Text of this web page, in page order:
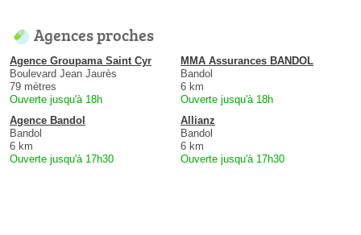
Agences proches
Agence Groupama Saint Cyr
Boulevard Jean Jaurès
79 mètres
Ouverte jusqu'à 18h
MMA Assurances BANDOL
Bandol
6 km
Ouverte jusqu'à 18h
Agence Bandol
Bandol
6 km
Ouverte jusqu'à 17h30
Allianz
Bandol
6 km
Ouverte jusqu'à 17h30